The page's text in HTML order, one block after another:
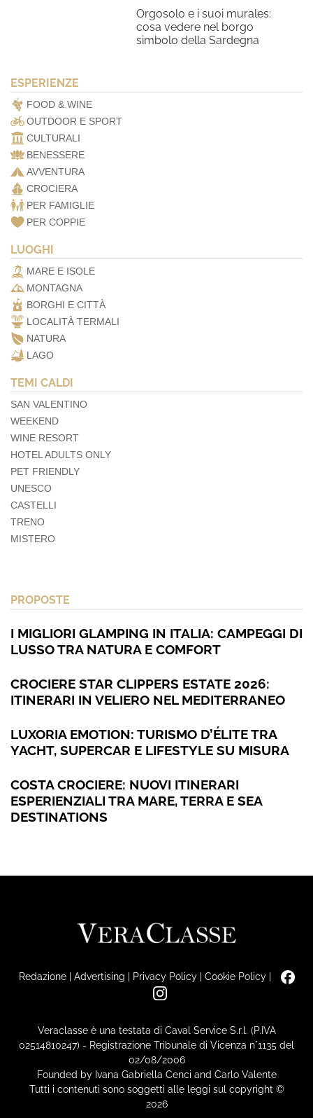
Orgosolo e i suoi murales:
cosa vedere nel borgo
simbolo della Sardegna
ESPERIENZE
FOOD & WINE
OUTDOOR E SPORT
CULTURALI
BENESSERE
AVVENTURA
CROCIERA
PER FAMIGLIE
PER COPPIE
LUOGHI
MARE E ISOLE
MONTAGNA
BORGHI E CITTÀ
LOCALITÀ TERMALI
NATURA
LAGO
TEMI CALDI
SAN VALENTINO
WEEKEND
WINE RESORT
HOTEL ADULTS ONLY
PET FRIENDLY
UNESCO
CASTELLI
TRENO
MISTERO
PROPOSTE
I MIGLIORI GLAMPING IN ITALIA: CAMPEGGI DI
LUSSO TRA NATURA E COMFORT
CROCIERE STAR CLIPPERS ESTATE 2026:
ITINERARI IN VELIERO NEL MEDITERRANEO
LUXORIA EMOTION: TURISMO D’ÉLITE TRA
YACHT, SUPERCAR E LIFESTYLE SU MISURA
COSTA CROCIERE: NUOVI ITINERARI
ESPERIENZIALI TRA MARE, TERRA E SEA
DESTINATIONS
Redazione| Advertising | Privacy Policy| Cookie Policy|
Veraclasse è una testata di Caval Service S.r.l. (P.IVA
02514810247) - Registrazione Tribunale di Vicenza n°1135 del
02/08/2006
Founded by Ivana Gabriella Cenci and Carlo Valente
Tutti i contenuti sono soggetti alle leggi sul copyright ©
2026